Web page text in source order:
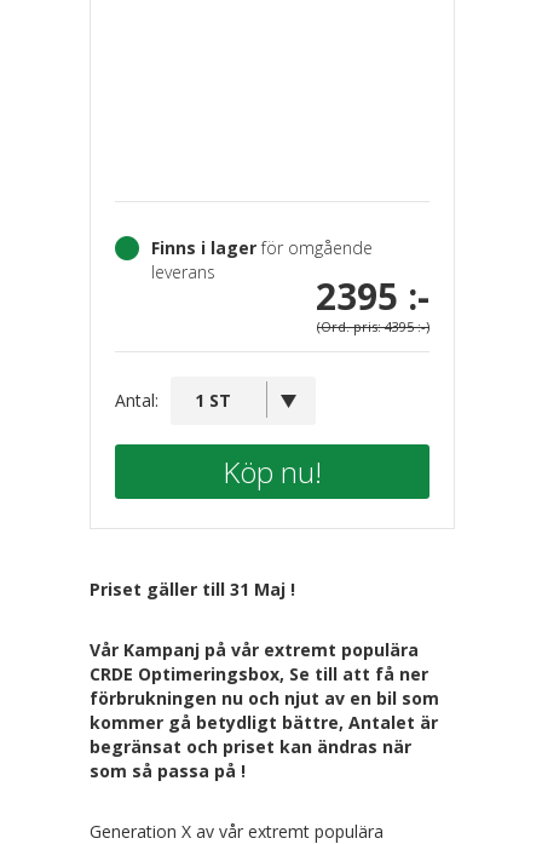
Finns i lagerför omgående
leverans
2395 :-
(Ord. pris: 4395 :-)
Antal:
Köp nu!
Priset gäller till 31 Maj !
Vår Kampanj på vår extremt populära
CRDE Optimeringsbox, Se till att få ner
förbrukningen nu och njut av en bil som
kommer gå betydligt bättre, Antalet är
begränsat och priset kan ändras när
som så passa på !
Generation X av vår extremt populära